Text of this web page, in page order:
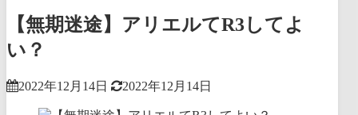
【無期迷途】アリエルてR3してよ
い？
2022年12月14日 2022年12月14日